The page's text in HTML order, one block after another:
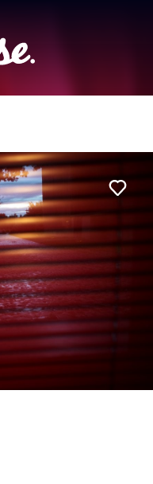
Lense